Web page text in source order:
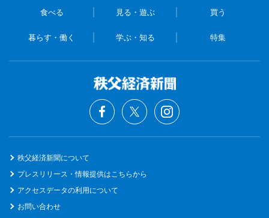
食べる 見る・遊ぶ 買う
暮らす・働く 学ぶ・知る 特集
秩父経済新聞について
プレスリリース・情報提供はこちらから
アクセスデータの利用について
お問い合わせ